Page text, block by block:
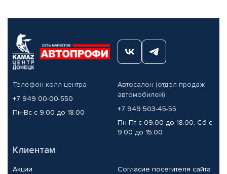
Телефон колл-центра
+7 949 00-00-550
Пн-Вс с 9.00 до 18.00
Автосалон (отдел продаж
автомобилей)
+7 949 503-45-55
Пн-Пт с 09.00 до 18.00, Сб с
9.00 до 15.00
Клиентам
Акции
Согласие посетителя сайта